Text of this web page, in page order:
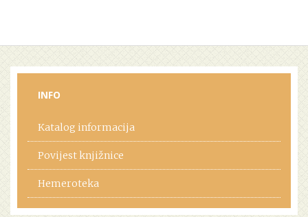
INFO
Katalog informacija
Povijest knjižnice
Hemeroteka